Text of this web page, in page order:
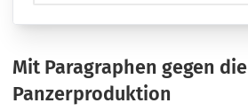
Mit Paragraphen gegen die
Panzerproduktion